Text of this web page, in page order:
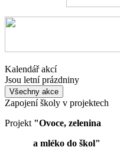
Kalendář akcí
Jsou letní prázdniny
Všechny akce
Zapojení školy v projektech
Projekt "Ovoce, zelenina
a mléko do škol"